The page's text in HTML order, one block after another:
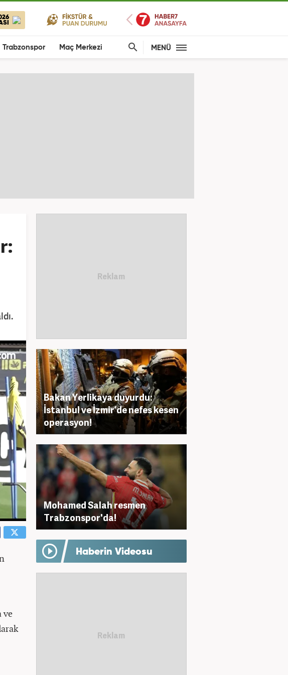
Trabzonspor Maç Merkezi MENÜ
ve
Bakan Yerlikaya duyurdu:
İstanbul ve İzmir’de nefes kesen
operasyon!
Mohamed Salah resmen
Trabzonspor'da!
Haberin Videosu